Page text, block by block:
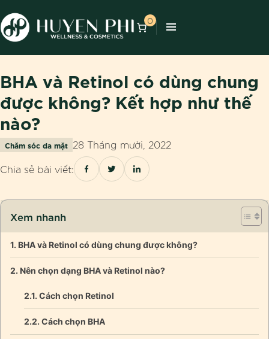
0
BHA và Retinol có dùng chung
được không? Kết hợp như thế
nào?
Chăm sóc da mặt 28 Tháng mười, 2022
Chia sẻ bài viết:
Xem nhanh
BHA và Retinol có dùng chung được không?
Nên chọn dạng BHA và Retinol nào?
Cách chọn Retinol
Cách chọn BHA